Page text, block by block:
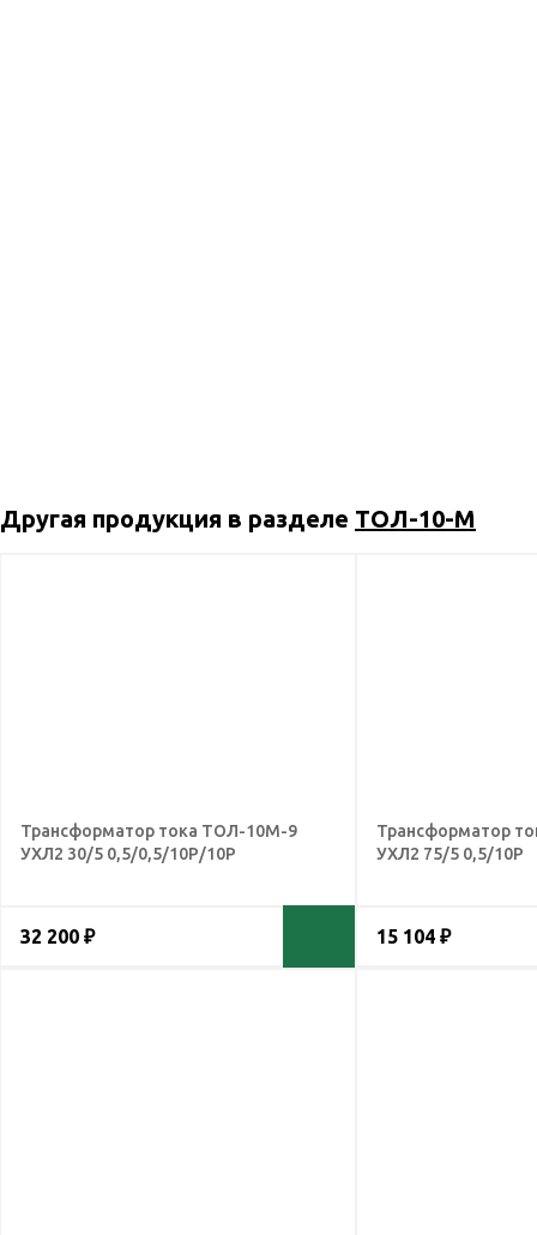
Другая продукция в разделе ТОЛ-10-М
Трансформатор тока ТОЛ-10М-9
УХЛ2 30/5 0,5/0,5/10Р/10Р
32 200 ₽
Трансформатор
УХЛ2 75/5 0,5/10Р
15 104 ₽